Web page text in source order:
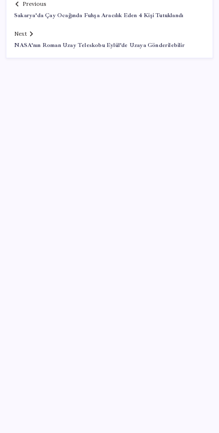
Previous
Sakarya’da Çay Ocağında Fuhşa Aracılık Eden 4 Kişi Tutuklandı
Next
NASA’nın Roman Uzay Teleskobu Eylül’de Uzaya Gönderilebilir